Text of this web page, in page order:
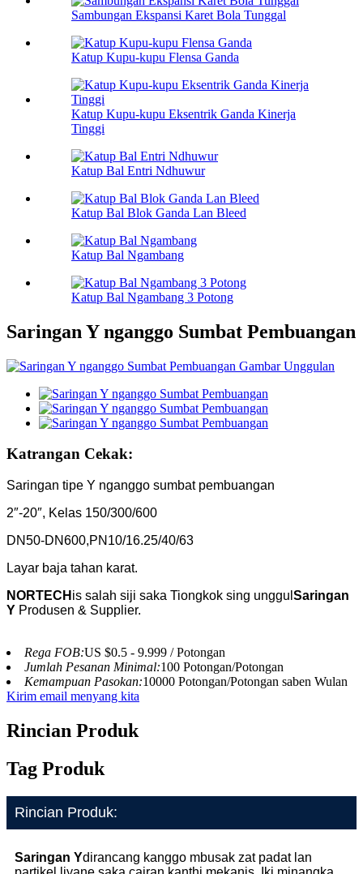
Sambungan Ekspansi Karet Bola Tunggal
Katup Kupu-kupu Flensa Ganda
Katup Kupu-kupu Eksentrik Ganda Kinerja
Tinggi
Katup Bal Entri Ndhuwur
Katup Bal Blok Ganda Lan Bleed
Katup Bal Ngambang
Katup Bal Ngambang 3 Potong
Saringan Y nganggo Sumbat Pembuangan
Katrangan Cekak:
Saringan tipe Y nganggo sumbat pembuangan
2″-20″, Kelas 150/300/600
DN50-DN600,PN10/16.25/40/63
Layar baja tahan karat.
NORTECH is salah siji saka Tiongkok sing unggul Saringan
Y Produsen & Supplier.
Rega FOB:US $0.5 - 9.999 / Potongan
Jumlah Pesanan Minimal:100 Potongan/Potongan
Kemampuan Pasokan:10000 Potongan/Potongan saben Wulan
Kirim email menyang kita
Rincian Produk
Tag Produk
Rincian Produk:
Saringan Ydirancang kanggo mbusak zat padat lan